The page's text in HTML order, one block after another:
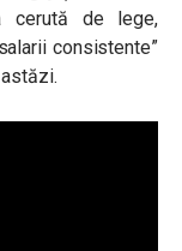
cerută de lege,
consistente”